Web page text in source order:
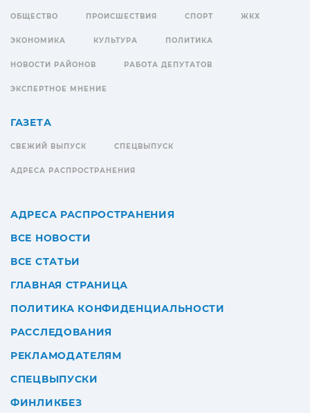
ОБЩЕСТВО ПРОИСШЕСТВИЯ СПОРТ ЖКХ
ЭКОНОМИКА КУЛЬТУРА ПОЛИТИКА
НОВОСТИ РАЙОНОВ РАБОТА ДЕПУТАТОВ
ЭКСПЕРТНОЕ МНЕНИЕ
ГАЗЕТА
СВЕЖИЙ ВЫПУСК СПЕЦВЫПУСК
АДРЕСА РАСПРОСТРАНЕНИЯ
АДРЕСА РАСПРОСТРАНЕНИЯ
ВСЕ НОВОСТИ
ВСЕ СТАТЬИ
ГЛАВНАЯ СТРАНИЦА
ПОЛИТИКА КОНФИДЕНЦИАЛЬНОСТИ
РАССЛЕДОВАНИЯ
РЕКЛАМОДАТЕЛЯМ
СПЕЦВЫПУСКИ
ФИНЛИКБЕЗ